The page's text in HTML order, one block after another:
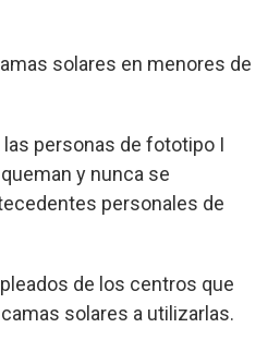
solares en menores de
las personas de fototipo I
y nunca se
personales de
de los centros que
solares a utilizarlas.